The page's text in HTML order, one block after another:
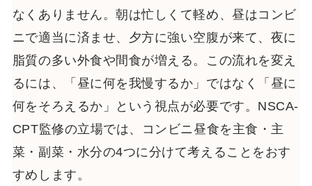
なくありません。朝は忙しくて軽め、昼はコンビ
ニで適当に済ませ、夕方に強い空腹が来て、夜に
脂質の多い外食や間食が増える。この流れを変え
るには、「昼に何を我慢するか」ではなく「昼に
何をそろえるか」という視点が必要です。NSCA-
CPT監修の立場では、コンビニ昼食を主食・主
菜・副菜・水分の4つに分けて考えることをおす
すめします。